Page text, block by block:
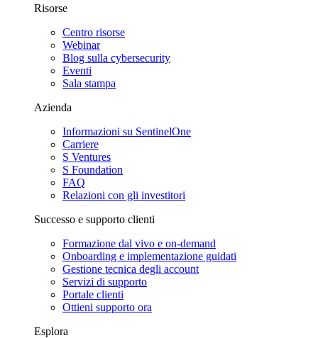
Risorse
Centro risorse
Webinar
Blog sulla cybersecurity
Eventi
Sala stampa
Azienda
Informazioni su SentinelOne
Carriere
S Ventures
S Foundation
FAQ
Relazioni con gli investitori
Successo e supporto clienti
Formazione dal vivo e on-demand
Onboarding e implementazione guidati
Gestione tecnica degli account
Servizi di supporto
Portale clienti
Ottieni supporto ora
Esplora